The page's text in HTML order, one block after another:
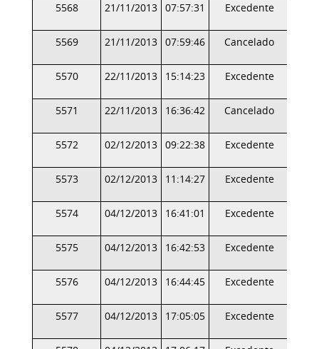
5568 21/11/2013 07:57:31 Excedente
5569 21/11/2013 07:59:46 Cancelado
5570 22/11/2013 15:14:23 Excedente
5571 22/11/2013 16:36:42 Cancelado
5572 02/12/2013 09:22:38 Excedente
5573 02/12/2013 11:14:27 Excedente
5574 04/12/2013 16:41:01 Excedente
5575 04/12/2013 16:42:53 Excedente
5576 04/12/2013 16:44:45 Excedente
5577 04/12/2013 17:05:05 Excedente